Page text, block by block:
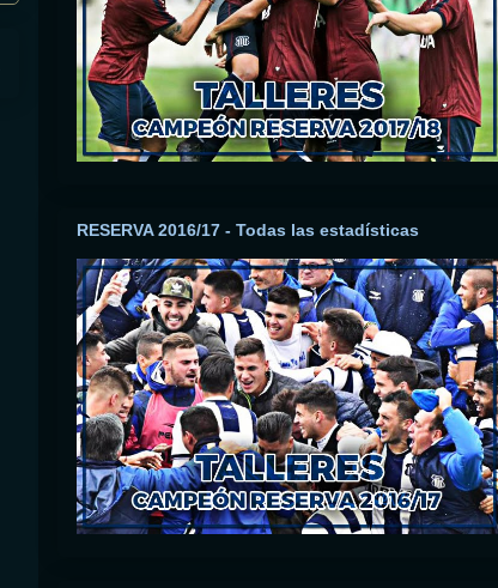
RESERVA 2016/17 - Todas las estadísticas